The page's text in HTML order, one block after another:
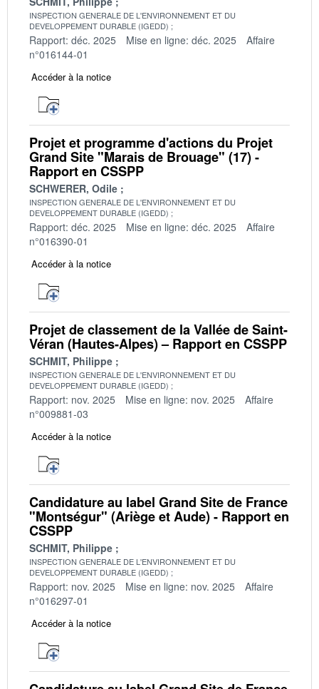
INSPECTION GENERALE DE L'ENVIRONNEMENT ET DU
DEVELOPPEMENT DURABLE (IGEDD)
Rapport: déc. 2025 Mise en ligne: déc. 2025
Affaire
n°016144-01
Accéder à la notice
Projet et programme d'actions du Projet
Grand Site "Marais de Brouage" (17) -
Rapport en CSSPP
SCHWERER, Odile
INSPECTION GENERALE DE L'ENVIRONNEMENT ET DU
DEVELOPPEMENT DURABLE (IGEDD)
Rapport: déc. 2025 Mise en ligne: déc. 2025
Affaire
n°016390-01
Accéder à la notice
Projet de classement de la Vallée de Saint-
Véran (Hautes-Alpes) – Rapport en CSSPP
SCHMIT, Philippe
INSPECTION GENERALE DE L'ENVIRONNEMENT ET DU
DEVELOPPEMENT DURABLE (IGEDD)
Rapport: nov. 2025 Mise en ligne: nov. 2025
Affaire
n°009881-03
Accéder à la notice
Candidature au label Grand Site de France
"Montségur" (Ariège et Aude) - Rapport en
CSSPP
SCHMIT, Philippe
INSPECTION GENERALE DE L'ENVIRONNEMENT ET DU
DEVELOPPEMENT DURABLE (IGEDD)
Rapport: nov. 2025 Mise en ligne: nov. 2025
Affaire
n°016297-01
Accéder à la notice